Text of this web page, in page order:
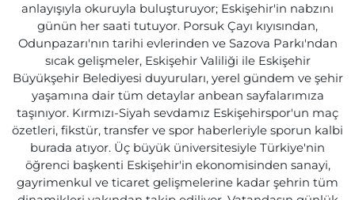
anlayışıyla okuruyla buluşturuyor; Eskişehir'in nabzını
günün her saati tutuyor. Porsuk Çayı kıyısından,
Odunpazarı'nın tarihi evlerinden ve Sazova Parkı'ndan
sıcak gelişmeler, Eskişehir Valiliği ile Eskişehir
Büyükşehir Belediyesi duyuruları, yerel gündem ve şehir
yaşamına dair tüm detaylar anbean sayfalarımıza
taşınıyor. Kırmızı-Siyah sevdamız Eskişehirspor'un maç
özetleri, fikstür, transfer ve spor haberleriyle sporun kalbi
burada atıyor. Üç büyük üniversitesiyle Türkiye'nin
öğrenci başkenti Eskişehir'in ekonomisinden sanayi,
gayrimenkul ve ticaret gelişmelerine kadar şehrin tüm